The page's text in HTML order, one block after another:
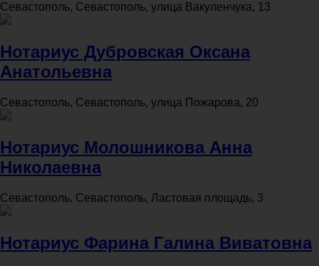
Севастополь, Севастополь, улица Вакуленчука, 13
Нотариус Дубровская Оксана
Анатольевна
Севастополь, Севастополь, улица Пожарова, 20
Нотариус Молошникова Анна
Николаевна
Севастополь, Севастополь, Ластовая площадь, 3
Нотариус Фарина Галина Виватовна